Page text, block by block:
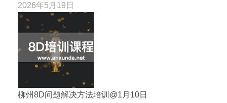
2026年5月19日
柳州8D问题解决方法培训@1月10日